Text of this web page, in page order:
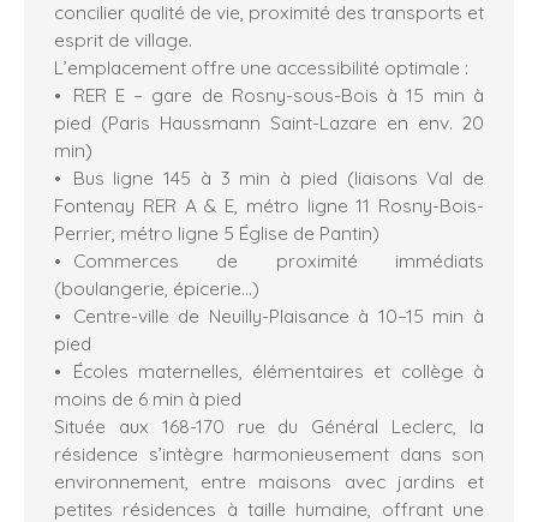
concilier qualité de vie, proximité des transports et
esprit de village.
L’emplacement offre une accessibilité optimale :
RER E – gare de Rosny-sous-Bois à 15 min à
pied (Paris Haussmann Saint-Lazare en env. 20
min)
Bus ligne 145 à 3 min à pied (liaisons Val de
Fontenay RER A & E, métro ligne 11 Rosny-Bois-
Perrier, métro ligne 5 Église de Pantin)
Commerces de proximité immédiats
(boulangerie, épicerie…)
Centre-ville de Neuilly-Plaisance à 10–15 min à
pied
Écoles maternelles, élémentaires et collège à
moins de 6 min à pied
Située aux 168-170 rue du Général Leclerc, la
résidence s’intègre harmonieusement dans son
environnement, entre maisons avec jardins et
petites résidences à taille humaine, offrant une